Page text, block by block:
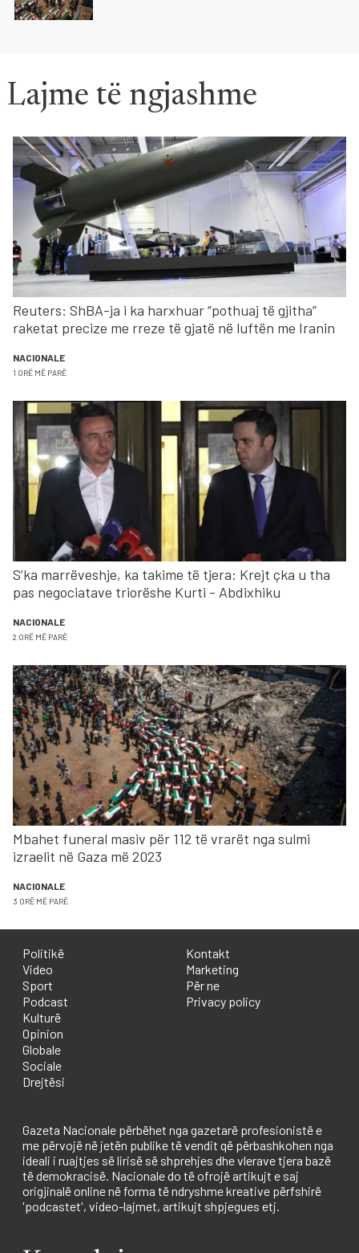
Lajme të ngjashme
Reuters: ShBA-ja i ka harxhuar “pothuaj të gjitha”
raketat precize me rreze të gjatë në luftën me Iranin
NACIONALE
1 ORË MË PARË
S’ka marrëveshje, ka takime të tjera: Krejt çka u tha
pas negociatave triorëshe Kurti - Abdixhiku
NACIONALE
2 ORË MË PARË
Mbahet funeral masiv për 112 të vrarët nga sulmi
izraelit në Gaza më 2023
NACIONALE
3 ORË MË PARË
Politikë
Video
Sport
Podcast
Kulturë
Opinion
Globale
Sociale
Drejtësi
Kontakt
Marketing
Për ne
Privacy policy
Gazeta Nacionale përbëhet nga gazetarë profesionistë e
me përvojë në jetën publike të vendit që përbashkohen nga
ideali i ruajtjes së lirisë së shprehjes dhe vlerave tjera bazë
të demokracisë. Nacionale do të ofrojë artikujt e saj
origjinalë online në forma të ndryshme kreative përfshirë
'podcastet', video-lajmet, artikujt shpjegues etj.